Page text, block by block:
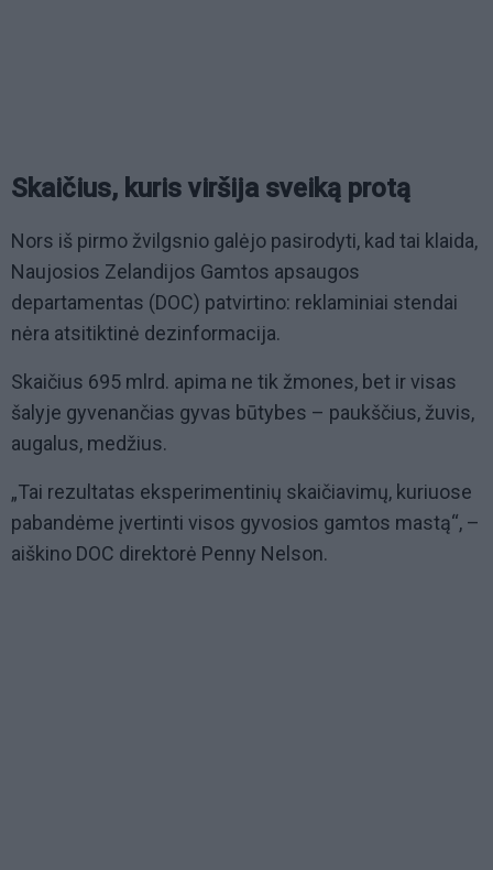
Skaičius, kuris viršija sveiką protą
Nors iš pirmo žvilgsnio galėjo pasirodyti, kad tai klaida,
Naujosios Zelandijos Gamtos apsaugos
departamentas (DOC) patvirtino: reklaminiai stendai
nėra atsitiktinė dezinformacija.
Skaičius 695 mlrd. apima ne tik žmones, bet ir visas
šalyje gyvenančias gyvas būtybes – paukščius, žuvis,
augalus, medžius.
„Tai rezultatas eksperimentinių skaičiavimų, kuriuose
pabandėme įvertinti visos gyvosios gamtos mastą“, –
aiškino DOC direktorė Penny Nelson.